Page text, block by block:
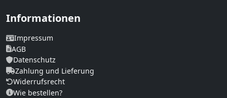
Informationen
Impressum
AGB
Datenschutz
Zahlung und Lieferung
Widerrufsrecht
Wie bestellen?